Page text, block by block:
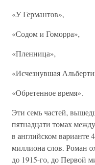
«У Германтов»,
«Содом и Гоморра»,
«Пленница»,
«Исчезнувшая
«Обретенное время».
Эти семь частей,
пятнадцати томах
в английском варианте
миллиона слов. Роман
до 1915-го, до Первой